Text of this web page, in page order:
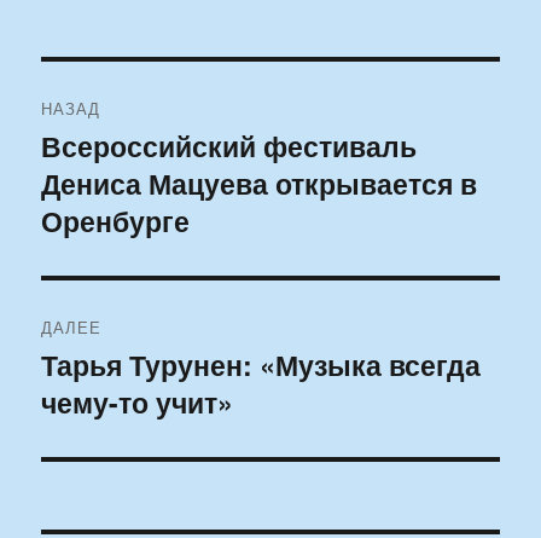
по
записям
НАЗАД
Предыдущая
запись:
Всероссийский фестиваль
Дениса Мацуева открывается в
Оренбурге
ДАЛЕЕ
Следующая
запись:
Тарья Турунен: «Музыка всегда
чему-то учит»